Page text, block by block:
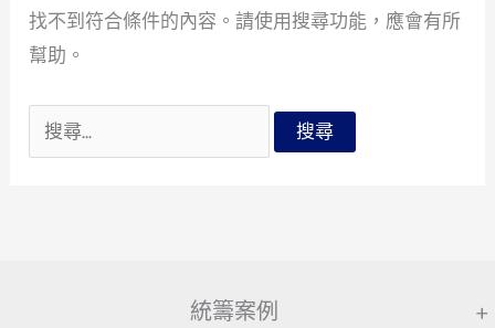
找不到符合條件的內容。請使用搜尋功能，應會有所
幫助。
搜
尋
統籌案例 +